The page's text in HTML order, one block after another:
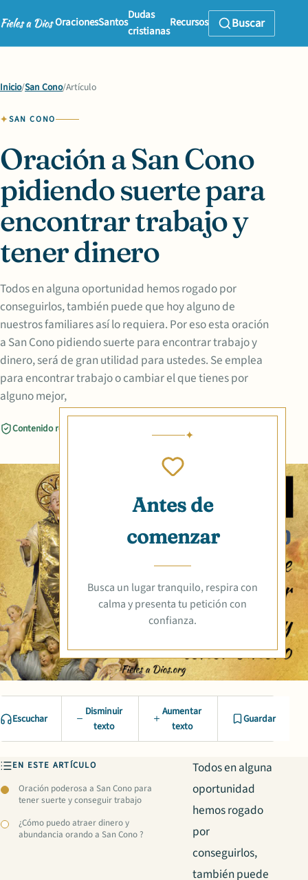
OracionesSantos
Dudas
cristianas
Recursos Buscar
Inicio/San Cono/Artículo
SAN CONO
Oración a San Cono
pidiendo suerte para
encontrar trabajo y
tener dinero
Todos en alguna oportunidad hemos rogado por
conseguirlos, también puede que hoy alguno de
nuestros familiares así lo requiera. Por eso esta oración
a San Cono pidiendo suerte para encontrar trabajo y
dinero, será de gran utilidad para ustedes. Se emplea
para encontrar trabajo o cambiar el que tienes por
alguno mejor,
Contenido revisado
Antes de
comenzar
Busca un lugar tranquilo, respira con
calma y presenta tu petición con
confianza.
Escuchar
Disminuir
texto
Aumentar
texto
Guardar
EN ESTE ARTÍCULO
Oración poderosa a San Cono para
tener suerte y conseguir trabajo
¿Cómo puedo atraer dinero y
abundancia orando a San Cono ?
Todos en alguna
oportunidad
hemos rogado
por
conseguirlos,
también puede